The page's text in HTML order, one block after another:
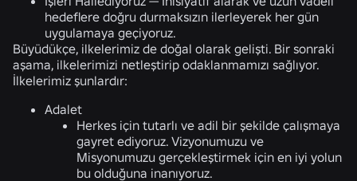
hedeflere doğru durmaksızın ilerleyerek her gün
uygulamaya geçiyoruz.
Büyüdükçe, ilkelerimiz de doğal olarak gelişti. Bir sonraki
aşama, ilkelerimizi netleştirip odaklanmamızı sağlıyor.
İlkelerimiz şunlardır:
Adalet
Herkes için tutarlı ve adil bir şekilde çalışmaya
gayret ediyoruz. Vizyonumuzu ve
Misyonumuzu gerçekleştirmek için en iyi yolun
bu olduğuna inanıyoruz.